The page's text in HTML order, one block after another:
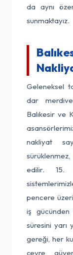
da aynı
sunmaktayız.
Geleneksel
dar
Balıkesir ve
nakliyat
edilir. 15.
pencere
iş
süresini yarı
gereği, her
çevre